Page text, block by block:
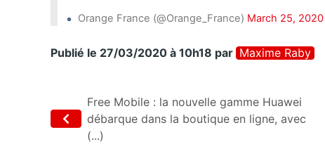
Orange France (@Orange_France) March 25, 2020
Publié le 27/03/2020 à 10h18 par Maxime Raby
Free Mobile : la nouvelle gamme Huawei
débarque dans la boutique en ligne, avec
(...)